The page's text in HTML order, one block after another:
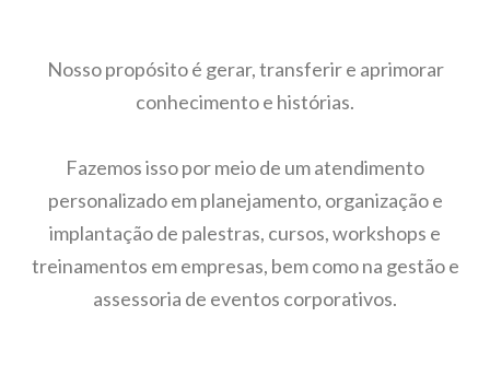
Nosso propósito é gerar, transferir e aprimorar
conhecimento e histórias.
Fazemos isso por meio de um atendimento
personalizado em planejamento, organização e
implantação de palestras, cursos, workshops e
treinamentos em empresas, bem como na gestão e
assessoria de eventos corporativos.